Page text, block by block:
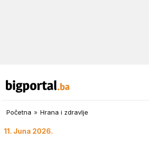
Početna » Hrana i zdravlje
11. Juna 2026.